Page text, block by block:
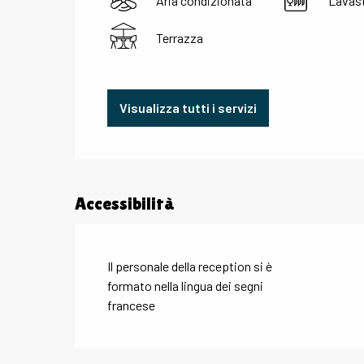
Terrazza
Visualizza tutti i servizi
Accessibilità
Il personale della reception si è
formato nella lingua dei segni
francese